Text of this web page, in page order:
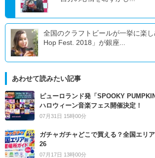
全国のクラフトビールが一挙に楽
Hop Fest. 2018」が銀座...
あわせて読みたい記事
ピューロランド発「SPOOKY
ハロウィーン音楽フェス開催決定！
07月31日 15時00分
ガチャガチャどこで買える？全国エリ
26
07月17日 13時00分